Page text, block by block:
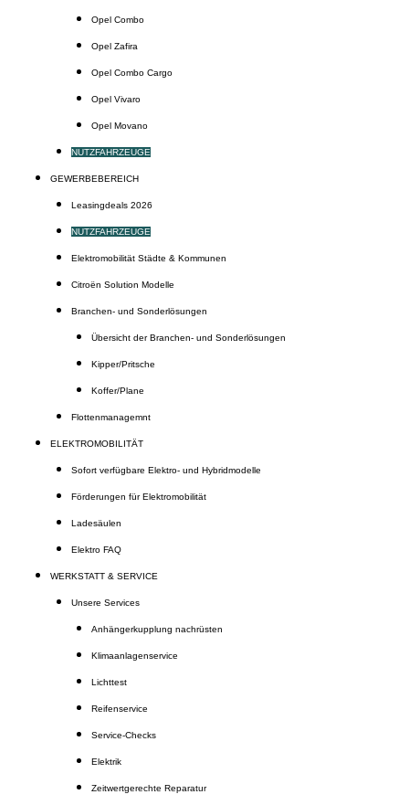
Opel Combo
Opel Zafira
Opel Combo Cargo
Opel Vivaro
Opel Movano
NUTZFAHRZEUGE
GEWERBEBEREICH
Leasingdeals 2026
NUTZFAHRZEUGE
Elektromobilität Städte & Kommunen
Citroën Solution Modelle
Branchen- und Sonderlösungen
Übersicht der Branchen- und Sonderlösungen
Kipper/Pritsche
Koffer/Plane
Flottenmanagemnt
ELEKTROMOBILITÄT
Sofort verfügbare Elektro- und Hybridmodelle
Förderungen für Elektromobilität
Ladesäulen
Elektro FAQ
WERKSTATT & SERVICE
Unsere Services
Anhängerkupplung nachrüsten
Klimaanlagenservice
Lichttest
Reifenservice
Service-Checks
Elektrik
Zeitwertgerechte Reparatur